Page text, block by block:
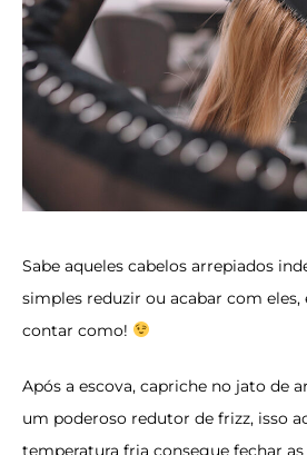
Sabe aqueles cabelos arrepiados
simples reduzir ou acabar com eles,
contar como!
Após a escova, capriche no jato de
um poderoso redutor de frizz, isso
temperatura fria consegue fechar